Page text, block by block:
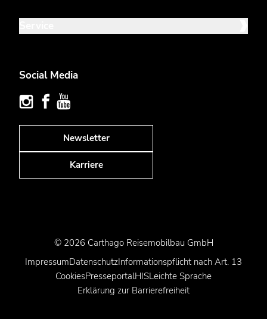
Social Media
Newsletter
Karriere
© 2026 Carthago Reisemobilbau GmbH
ImpressumDatenschutzInformationspflicht nach Art. 13
CookiesPresseportalHISLeichte Sprache
Erklärung zur Barrierefreiheit